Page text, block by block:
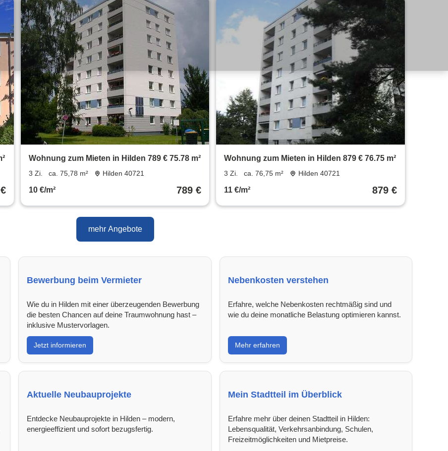
Wohnung zum Mieten in Hilden 789 € 75.78 m²
3 Zi. ca. 75,78 m² Hilden 40721
10 €/m² 789 €
Wohnung zum Mieten in Hilden 879 € 76.75 m²
3 Zi. ca. 76,75 m² Hilden 40721
11 €/m² 879 €
mehr Angebote
Bewerbung beim Vermieter
Wie du in Hilden mit einer überzeugenden Bewerbung
die besten Chancen auf deine Traumwohnung hast –
inklusive Mustervorlagen.
Jetzt informieren
Nebenkosten verstehen
Erfahre, welche Nebenkosten rechtmäßig sind und
wie du deine monatliche Belastung optimieren kannst.
Mehr erfahren
Aktuelle Neubauprojekte
Entdecke Neubauprojekte in Hilden – modern,
energieeffizient und sofort bezugsfertig.
Mein Stadtteil im Überblick
Erfahre mehr über deinen Stadtteil in Hilden:
Lebensqualität, Verkehrsanbindung, Schulen,
Freizeitmöglichkeiten und Mietpreise.